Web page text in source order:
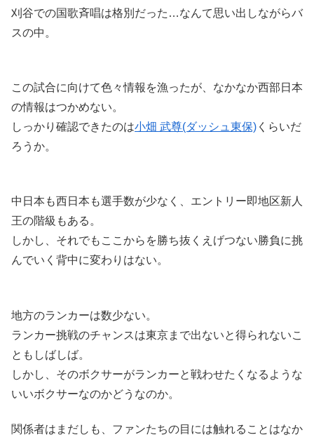
刈谷での国歌斉唱は格別だった…なんて思い出しながらバ
スの中。
この試合に向けて色々情報を漁ったが、なかなか西部日本
の情報はつかめない。
しっかり確認できたのは小畑 武尊(ダッシュ東保) くらいだ
ろうか。
中日本も西日本も選手数が少なく、エントリー即地区新人
王の階級もある。
しかし、それでもここからを勝ち抜くえげつない勝負に挑
んでいく背中に変わりはない。
地方のランカーは数少ない。
ランカー挑戦のチャンスは東京まで出ないと得られないこ
ともしばしば。
しかし、そのボクサーがランカーと戦わせたくなるような
いいボクサーなのかどうなのか。
関係者はまだしも、ファンたちの目には触れることはなか